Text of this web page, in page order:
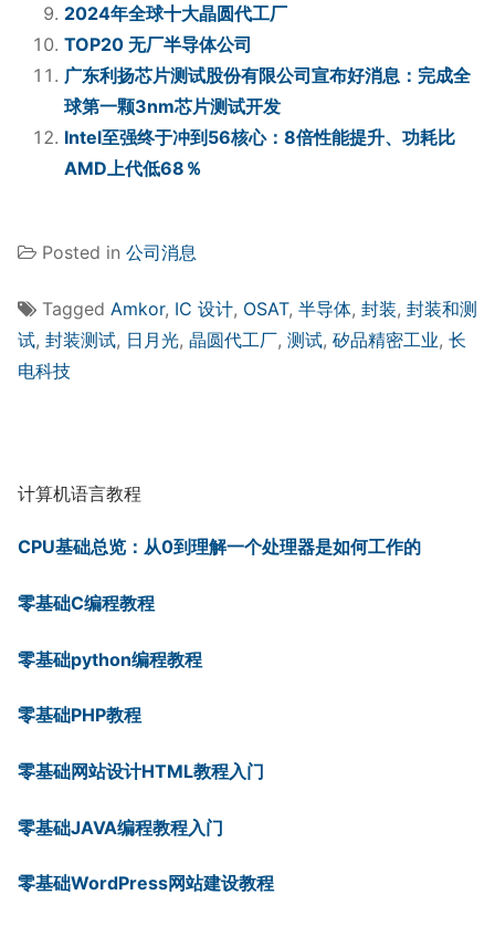
2024年全球十大晶圆代工厂
TOP20 无厂半导体公司
广东利扬芯片测试股份有限公司宣布好消息：完成全
球第一颗3nm芯片测试开发
Intel至强终于冲到56核心：8倍性能提升、功耗比
AMD上代低68％
Posted in 公司消息
Tagged Amkor, IC 设计, OSAT, 半导体, 封装, 封装和测
试, 封装测试, 日月光, 晶圆代工厂, 测试, 矽品精密工业, 长
电科技
计算机语言教程
CPU基础总览：从0到理解一个处理器是如何工作的
零基础C编程教程
零基础python编程教程
零基础PHP教程
零基础网站设计HTML教程入门
零基础JAVA编程教程入门
零基础WordPress网站建设教程